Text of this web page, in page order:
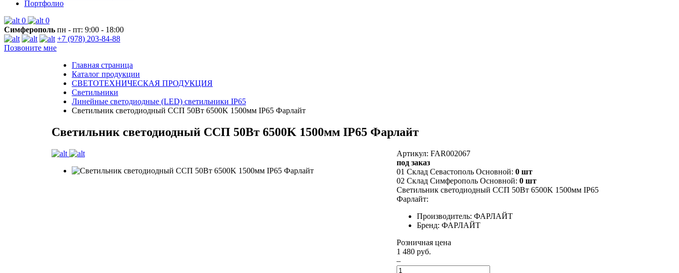
Портфолио
0
0
Симферополь пн - пт: 9:00 - 18:00
+7 (978) 203-84-88
Позвоните мне
Главная страница
Каталог продукции
СВЕТОТЕХНИЧЕСКАЯ ПРОДУКЦИЯ
Светильники
Линейные светодиодные (LED) светильники IP65
Светильник светодиодный ССП 50Вт 6500K 1500мм IP65 Фарлайт
Светильник светодиодный ССП 50Вт 6500K 1500мм IP65 Фарлайт
Артикул: FAR002067
под заказ
01 Склад Севастополь Основной: 0 шт
02 Склад Симферополь Основной: 0 шт
Светильник светодиодный ССП 50Вт 6500K 1500мм IP65
Фарлайт:
Производитель: ФАРЛАЙТ
Бренд: ФАРЛАЙТ
Розничная цена
1 480 руб.
–